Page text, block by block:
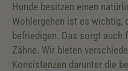
Hunde besitzen einen
Wohlergehen ist es wichtig,
befriedigen. Das sorgt auch
Zähne. Wir bieten
Konsistenzen darunter die